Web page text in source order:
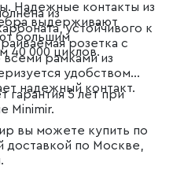
Надежные контакты из
выдерживают
большим
40 000 циклов.
из
устойчивого к
розетка с
рамками из
удобством
надежный контакт.
гарантия 5 лет при
Minimir.
вы можете купить по
доставкой по Москве,